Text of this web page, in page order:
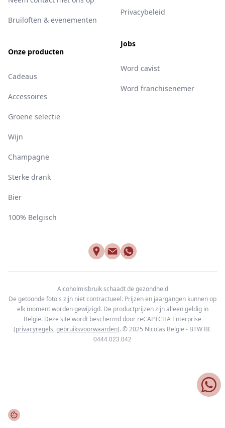
Bruiloften & evenementen
Onze producten
Cadeaus
Accessoires
Groene selectie
Wijn
Champagne
Sterke drank
Bier
100% Belgisch
Privacybeleid
Jobs
Word cavist
Word franchisenemer
Alcoholmisbruik schaadt de gezondheid
De getoonde foto's zijn niet contractueel. Prijzen en jaargangen kunnen op
elk moment worden gewijzigd. De productprijzen zijn alleen geldig in
België. Deze site wordt beschermd door reCAPTCHA Enterprise
(privacyregels, gebruiksvoorwaarden). © 2025 Nicolas België - BTW BE
0444.023.042